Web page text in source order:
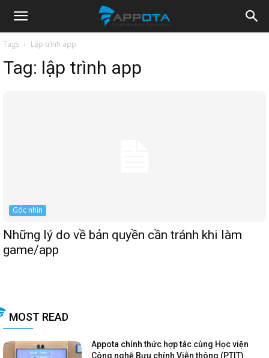
Appota
News
Tags Lập trình app
Tag: lập trình app
Góc nhìn
Những lý do về bản quyền cần tránh khi làm
game/app
MOST READ
Appota chính thức hợp tác cùng Học viện
Công nghệ Bưu chính Viễn thông (PTIT)